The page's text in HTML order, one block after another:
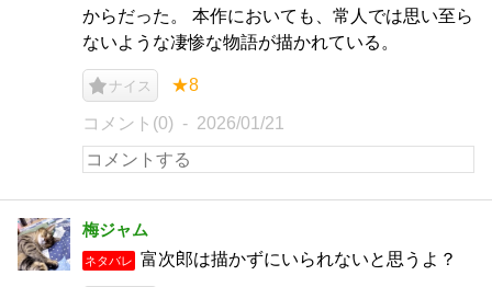
からだった。 本作においても、常人では思い至ら
ないような凄惨な物語が描かれている。
ナイス ★8
コメント(0) 2026/01/21
梅ジャム
ネタバレ 富次郎は描かずにいられないと思うよ？